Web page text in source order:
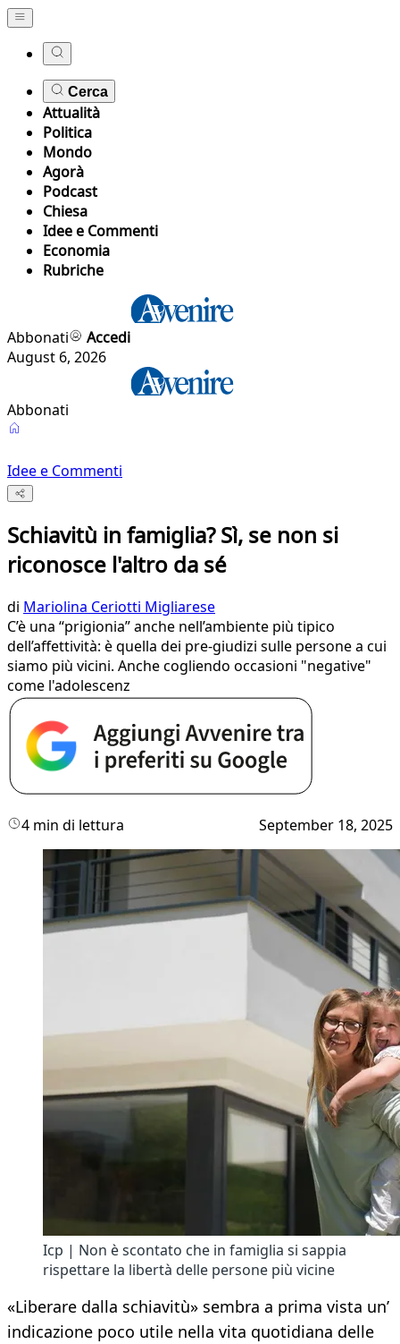
Cerca
Attualità
Politica
Mondo
Agorà
Podcast
Chiesa
Idee e Commenti
Economia
Rubriche
Abbonati
Accedi
August 6, 2026
Abbonati
Idee e Commenti
Schiavitù in famiglia? Sì, se non si
riconosce l'altro da sé
di Mariolina Ceriotti Migliarese
C’è una “prigionia” anche nell’ambiente più tipico
dell’affettività: è quella dei pre-giudizi sulle persone a cui
siamo più vicini. Anche cogliendo occasioni "negative"
come l'adolescenz
4 min di lettura September 18, 2025
Icp | Non è scontato che in famiglia si sappia
rispettare la libertà delle persone più vicine
«Liberare dalla schiavitù» sembra a prima vista un’
indicazione poco utile nella vita quotidiana delle